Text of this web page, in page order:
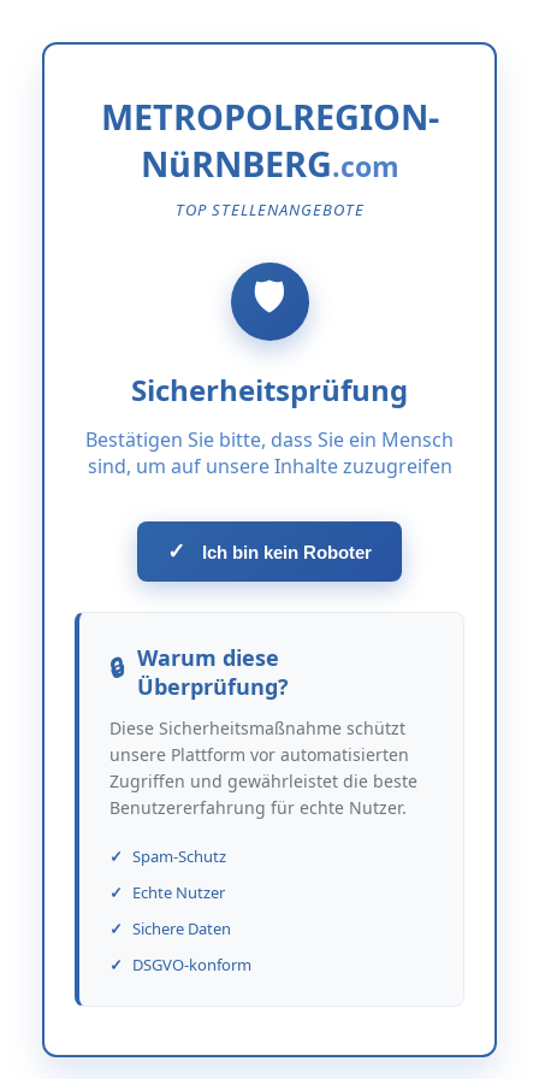
METROPOLREGION-
NüRNBERG
TOP STELLENANGEBOTE
Sicherheitsprüfung
Bestätigen Sie bitte, dass Sie ein Mensch
sind, um auf unsere Inhalte zuzugreifen
✓ Ich bin kein Roboter
Warum diese
Überprüfung?
Diese Sicherheitsmaßnahme schützt
unsere Plattform vor automatisierten
Zugriffen und gewährleistet die beste
Benutzererfahrung für echte Nutzer.
Spam-Schutz
Echte Nutzer
Sichere Daten
DSGVO-konform